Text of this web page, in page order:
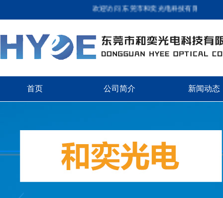
首页 公司简介 新闻动态
欢迎访问 东莞市和奕光电科技有限公司 专业